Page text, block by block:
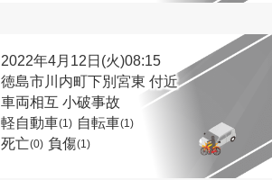
2022年4月12日(火)08:15
徳島市川内町下別宮東 付近
車両相互 小破事故
軽自動車(1) 自転車(1)
死亡(0) 負傷(1)